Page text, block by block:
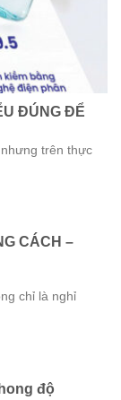
ĐÚNG ĐỂ
trên thực
CÁCH –
chỉ là nghỉ
độ